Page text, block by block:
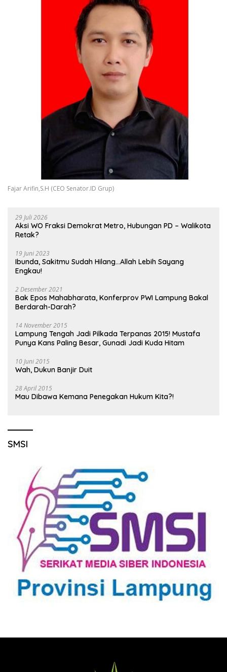
Fajar Arifin,S.H (CEO Senator.ID Grup)
29 Juli 2026
Aksi WO Fraksi Demokrat Metro, Hubungan PD – Walikota
Retak?
19 Juni 2023
Ibunda, Sakitmu Sudah Hilang…Allah Lebih Sayang
Engkau!
2 Desember 2021
Bak Epos Mahabharata, Konferprov PWI Lampung Bakal
Berdarah-Darah?
14 November 2015
Lampung Tengah Jadi Pilkada Terpanas 2015! Mustafa
Punya Kans Paling Besar, Gunadi Jadi Kuda Hitam
10 Juni 2015
Wah, Dukun Banjir Duit
28 April 2015
Mau Dibawa Kemana Penegakan Hukum Kita?!
SMSI